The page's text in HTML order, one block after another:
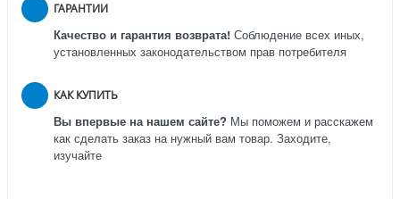
ГАРАНТИИ
Качество и гарантия возврата! Соблюдение всех иных,
установленных законодательством прав потребителя
КАК КУПИТЬ
Вы впервые на нашем сайте? Мы поможем и расскажем
как сделать заказ на нужный вам товар. Заходите,
изучайте